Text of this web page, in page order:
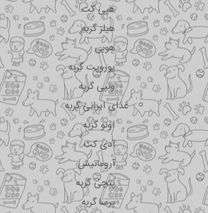
هپی کت
هیلز گربه
هوبی
یوروپت گربه
ونپی گربه
غذای ایرانی گربه
اونو گربه
آدی کت
آروماتیش
پتچی گربه
پرسا گربه